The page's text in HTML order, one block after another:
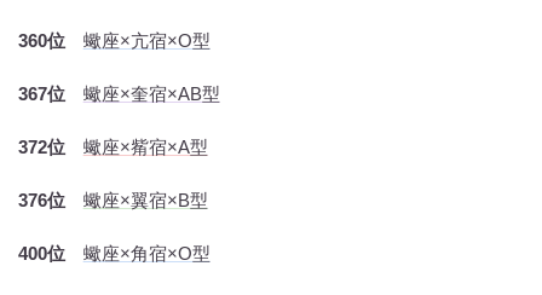
360位 蠍座×亢宿×O型
367位 蠍座×奎宿×AB型
372位 蠍座×觜宿×A型
376位 蠍座×翼宿×B型
400位 蠍座×角宿×O型